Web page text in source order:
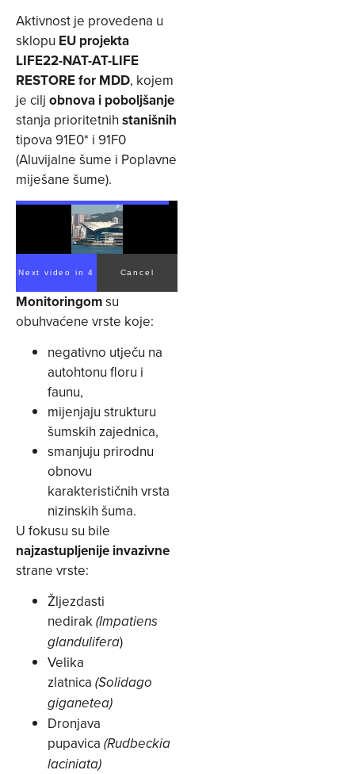
Aktivnost je provedena u
sklopu EU projekta
LIFE22-NAT-AT-LIFE
RESTORE for MDD, kojem
je cilj obnova i poboljšanje
stanja prioritetnih stanišnih
tipova 91E0* i 91F0
(Aluvijalne šume i Poplavne
miješane šume).
Next video in 4 Cancel
Monitoringomsu
obuhvaćene vrste koje:
negativno utječu na
autohtonu floru i
faunu,
mijenjaju strukturu
šumskih zajednica,
smanjuju prirodnu
obnovu
karakterističnih vrsta
nizinskih šuma.
U fokusu su bile
najzastupljenije invazivne
strane vrste:
Žljezdasti
nedirak (Impatiens
glandulifera)
Velika
zlatnica (Solidago
giganetea)
Dronjava
pupavica (Rudbeckia
laciniata)